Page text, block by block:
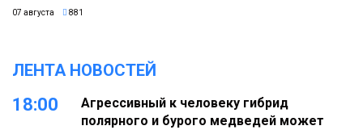
07 августа 881
ЛЕНТА НОВОСТЕЙ
18:00
Агрессивный к человеку гибрид
полярного и бурого медведей может